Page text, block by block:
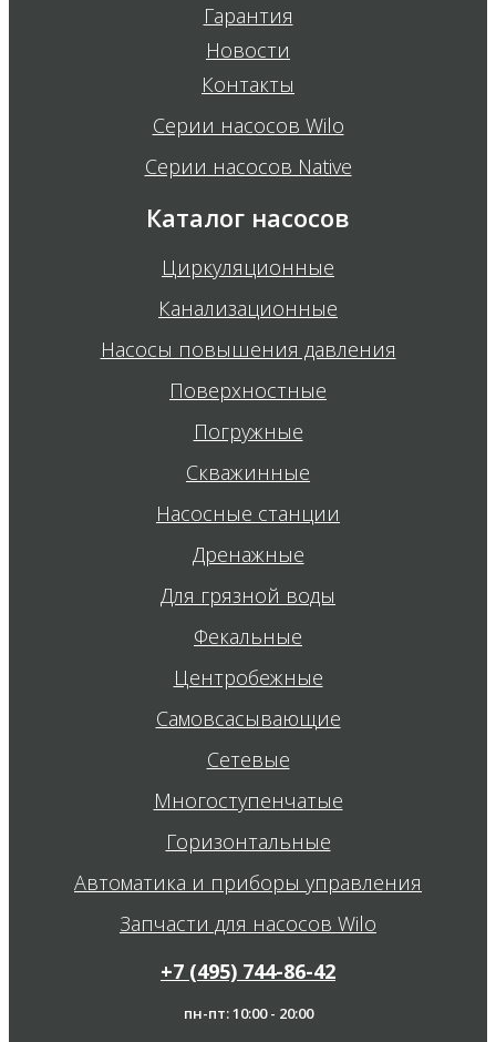
Гарантия
Новости
Контакты
Серии насосов Wilo
Серии насосов Native
Каталог насосов
Циркуляционные
Канализационные
Насосы повышения давления
Поверхностные
Погружные
Скважинные
Насосные станции
Дренажные
Для грязной воды
Фекальные
Центробежные
Самовсасывающие
Сетевые
Многоступенчатые
Горизонтальные
Автоматика и приборы управления
Запчасти для насосов Wilo
+7 (495) 744-86-42
пн-пт: 10:00 - 20:00